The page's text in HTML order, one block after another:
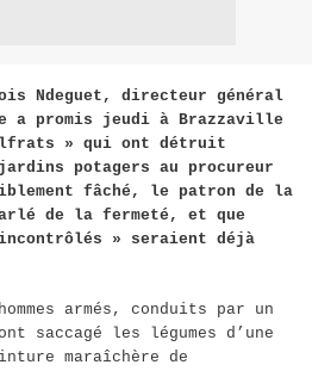
Ndeguet, directeur général
a promis jeudi à Brazzaville
» qui ont détruit
potagers au procureur
fâché, le patron de la
de la fermeté, et que
incontrôlés » seraient déjà
armés, conduits par un
saccagé les légumes d’une
maraîchère de